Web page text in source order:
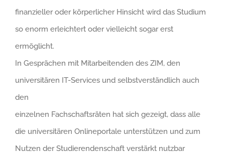
finanzieller oder körperlicher Hinsicht wird das Studium
so enorm erleichtert oder vielleicht sogar erst
ermöglicht.
In Gesprächen mit Mitarbeitenden des ZIM, den
universitären IT-Services und selbstverständlich auch
den
einzelnen Fachschaftsräten hat sich gezeigt, dass alle
die universitären Onlineportale unterstützen und zum
Nutzen der Studierendenschaft verstärkt nutzbar